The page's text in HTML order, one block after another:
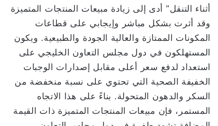
أثناء التنقل” أدى إلى زيادة مبيعات المنتجات المتميزة
وقد أثرت بشكل مباشر وإيجابي على قطاعات
المكونات الممتازة والعالية الجودة والطبيعية. ويكون
المستهلكون في دول مجلس التعاون الخليجي على
استعداد لدفع سعر أعلى مقابل إصدارات الوجبات
الخفيفة الصحية التي تحتوي على نسبة منخفضة من
السكر والدهون المتحولة. بناءً على هذا الاتجاه
المستمر، فإن مبيعات المنتجات المتميزة ذات القيمة